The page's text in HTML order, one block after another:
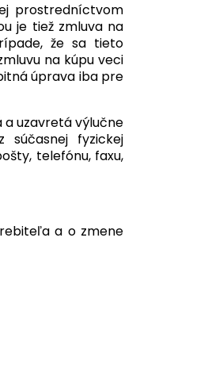
prostredníctvom
je tiež zmluva na
že sa tieto
na kúpu veci
úprava iba pre
uzavretá výlučne
súčasnej fyzickej
telefónu, faxu,
a o zmene